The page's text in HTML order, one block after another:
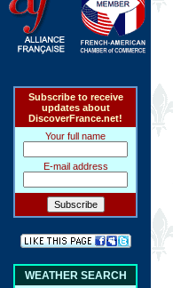
Subscribe to receive
updates about
DiscoverFrance.net!
Your full name
E-mail address
WEATHER SEARCH